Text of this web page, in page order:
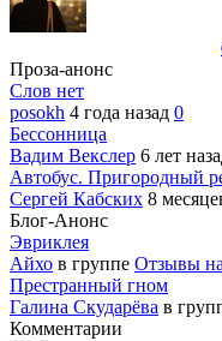
Проза-анонс
Слов нет
posokh 4 года назад 0
Бессонница
Вадим Векслер 6 лет
Автобус. Пригородный
Сергей Кабских 8
Блог-Анонс
Эвриклея
Айхо в группе Отзывы
Престранный гном
Галина Скударёва в
Комментарии